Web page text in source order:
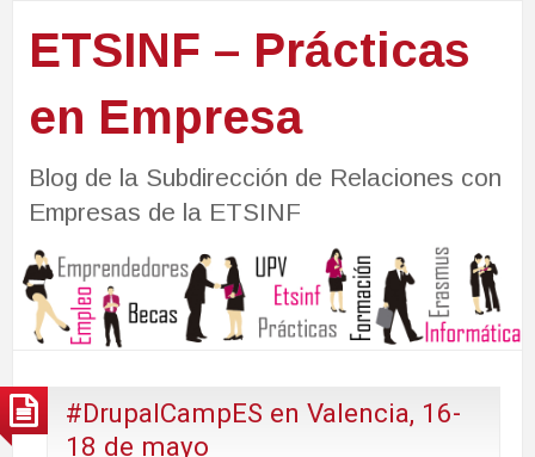
ETSINF – Prácticas
en Empresa
Blog de la Subdirección de Relaciones con
Empresas de la ETSINF
#DrupalCampES en Valencia, 16-
18 de mayo